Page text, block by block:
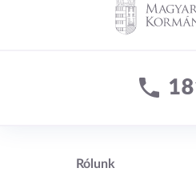
Lábléc1
Rólunk